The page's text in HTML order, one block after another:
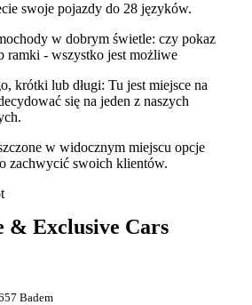
swoje pojazdy do 28 języków.
w dobrym świetle: czy pokaz
ramki - wszystko jest możliwe
krótki lub długi: Tu jest miejsce na
się na jeden z naszych
w widocznym miejscu opcje
zachwycić swoich klientów.
& Exclusive Cars
Badem